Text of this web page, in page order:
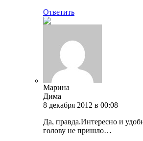
Ответить
Марина
Дима
8 декабря 2012 в 00:08
Да, правда.Интересно и
голову не пришло…